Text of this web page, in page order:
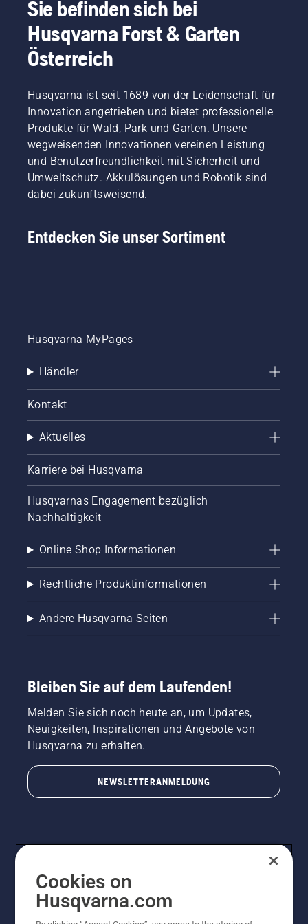
sicherzustellen,
dass sie
sich
reibungsfrei
um die
bewegt.
Dies
verlängert
Lebensdauer
von
Schiene
und
Sie die
wie Sie
überprüfen
können,
Kettenschmiersystem
Prüfen
Sie
zuerst
Ölstand.
Starten
Sie Ihre
Motorsäge
und
Sie
dass die
Kettenbremse
Drehzahl
Motorsägenmotors
ein paar
Zentimeter
Stamm
Baumes
Schmiersystem
funktioniert.
unserer
Marke
sind: Sie
alle sind
Mitglieder
unserem
H-Team.
Sie sind
aber
auch
unsere
anspruchsvollsten
Kunden.
wechseln.
Es gibt
zwei
Beide
Methoden
werden
diesem
Video
gezeigt.
Sie befinden sich bei
Husqvarna Forst & Garten
Österreich
Husqvarna ist seit 1689 von der Leidenschaft für
Innovation angetrieben und bietet professionelle
Produkte für Wald, Park und Garten. Unsere
wegweisenden Innovationen vereinen Leistung
und Benutzerfreundlichkeit mit Sicherheit und
Umweltschutz. Akkulösungen und Robotik sind
dabei zukunftsweisend.
Entdecken Sie unser Sortiment
Husqvarna MyPages
Händler
Kontakt
Aktuelles
Karriere bei Husqvarna
Husqvarnas Engagement bezüglich
Nachhaltigkeit
Online Shop Informationen
Rechtliche Produktinformationen
Andere Husqvarna Seiten
Bleiben Sie auf dem Laufenden!
Melden Sie sich noch heute an, um Updates,
Neuigkeiten, Inspirationen und Angebote von
Husqvarna zu erhalten.
NEWSLETTERANMELDUNG
Cookies on
Husqvarna.com